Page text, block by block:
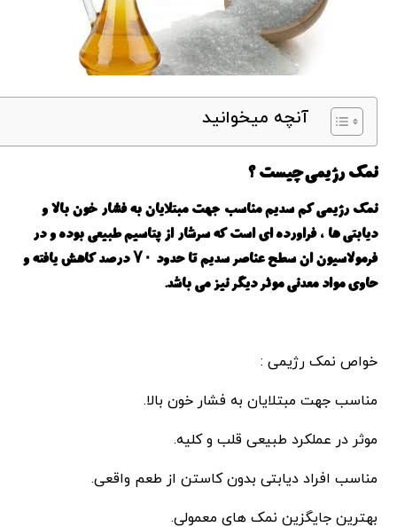
آنچه میخوانید
نمک رژیمی چیست ؟
نمک رژیمی کم سدیم مناسب جهت مبتلایان به فشار خون بالا و
دیابتی ها ، فراورده ای است که سرشار از پتاسیم طبیعی بوده و در
فرمولاسیون ان سطح عناصر سدیم تا حدود ۷۰ درصد کاهش یافته و
حاوی مواد معدنی موثر دیگر نیز می باشد.
خواص نمک رژیمی :
مناسب جهت مبتلایان به فشار خون بالا.
موثر در عملکرد طبیعی قلب و کلیه.
مناسب افراد دیابتی بدون کاستن از طعم واقعی.
بهترین جایگزین نمک های معمولی.